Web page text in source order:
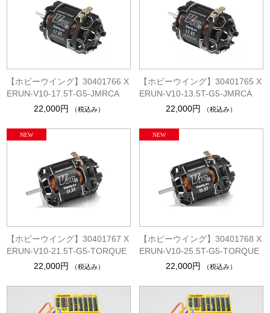
【ホビーウイング】30401766 X
ERUN-V10-17.5T-G5-JMRCA
22,000円
（税込み）
【ホビーウイング】30401765 X
ERUN-V10-13.5T-G5-JMRCA
22,000円
（税込み）
【ホビーウイング】30401767 X
ERUN-V10-21.5T-G5-TORQUE
22,000円
（税込み）
【ホビーウイング】30401768 X
ERUN-V10-25.5T-G5-TORQUE
22,000円
（税込み）